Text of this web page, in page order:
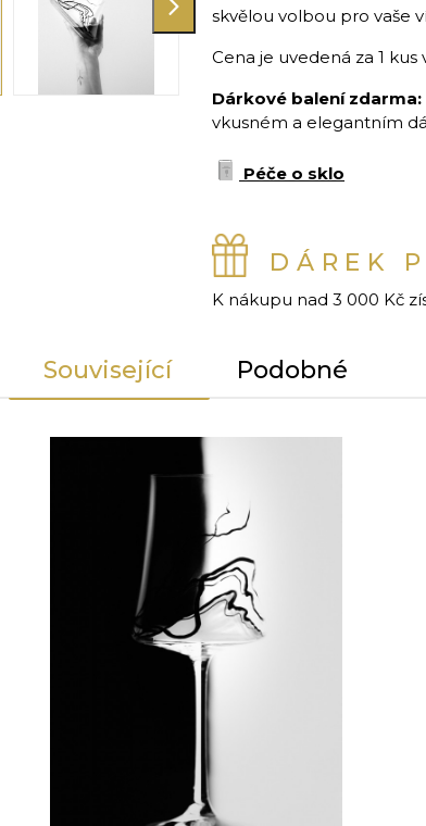
skvělou volbou pro vaše
Cena je uvedená za 1 kus
Dárkové balení zdarma:
vkusném a elegantním
Péče o sklo
DÁREK
K nákupu nad 3 000 Kč
Související Podobné